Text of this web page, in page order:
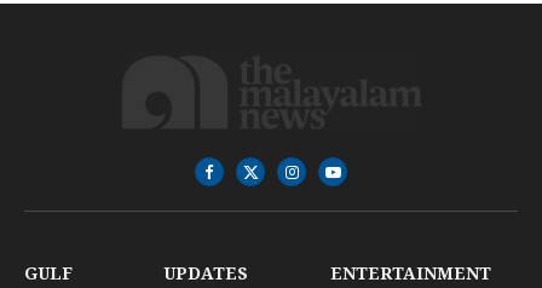
Facebook
X
(Twitter)
InstagramYouTube
GULF UPDATES ENTERTAINMENT